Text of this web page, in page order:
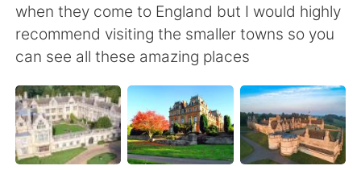
العربية Français
Deutsch 日本語
한국어 Русский
ไทย Indonesia
when they come to England but I would highly
recommend visiting the smaller towns so you
can see all these amazing places